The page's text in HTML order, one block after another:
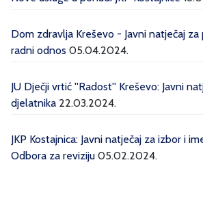
Dom zdravlja Kreševo - Javni natječaj za
radni odnos 05.04.2024.
JU Dječji vrtić ''Radost'' Kreševo: Javni
djelatnika 22.03.2024.
JKP Kostajnica: Javni natječaj za izbor i
Odbora za reviziju 05.02.2024.